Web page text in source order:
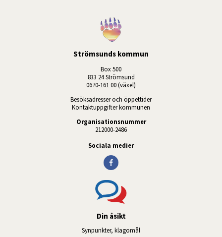
Strömsunds kommun
Box 500
833 24 Strömsund
0670-161 00 (växel)
Besöksadresser och öppettider
Kontaktuppgifter kommunen
Organisationsnummer
212000-2486
Sociala medier
Din åsikt
Synpunkter, klagomål